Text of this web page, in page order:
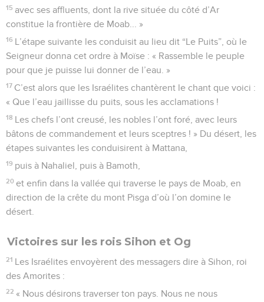
15 avec ses affluents, dont la rive située du côté d’Ar
constitue la frontière de Moab... »
16 L’étape suivante les conduisit au lieu dit “Le Puits”, où le
Seigneur donna cet ordre à Moïse : « Rassemble le peuple
pour que je puisse lui donner de l’eau. »
17 C’est alors que les Israélites chantèrent le chant que voici :
« Que l’eau jaillisse du puits, sous les acclamations !
18 Les chefs l’ont creusé, les nobles l’ont foré, avec leurs
bâtons de commandement et leurs sceptres ! » Du désert, les
étapes suivantes les conduisirent à Mattana,
19 puis à Nahaliel, puis à Bamoth,
20 et enfin dans la vallée qui traverse le pays de Moab, en
direction de la crête du mont Pisga d’où l’on domine le
désert.
Victoires sur les rois Sihon et Og
21 Les Israélites envoyèrent des messagers dire à Sihon, roi
des Amorites :
22 « Nous désirons traverser ton pays. Nous ne nous